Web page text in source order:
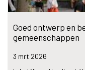
Goed ontwerp en
gemeenschappen
3 mrt 2026